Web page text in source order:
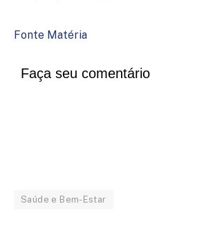
Fonte Matéria
Faça seu comentário
Saúde e Bem-Estar